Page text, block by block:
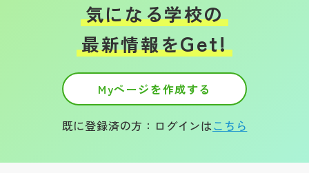
気になる学校の
最新情報をGet!
Myページを作成する
既に登録済の方：ログインはこちら